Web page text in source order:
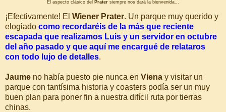
El aspecto clásico del Prater siempre nos dará la bienvenida...
¡Efectivamente! El Wiener Prater. Un parque muy querido y
elogiado como recordaréis de la más que reciente
escapada que realizamos Luis y un servidor en octubre
del año pasado y que aquí me encargué de relataros
con todo lujo de detalles.
Jaume no había puesto pie nunca en Viena y visitar un
parque con tantísima historia y coasters podía ser un muy
buen plan para poner fin a nuestra difícil ruta por tierras
chinas.